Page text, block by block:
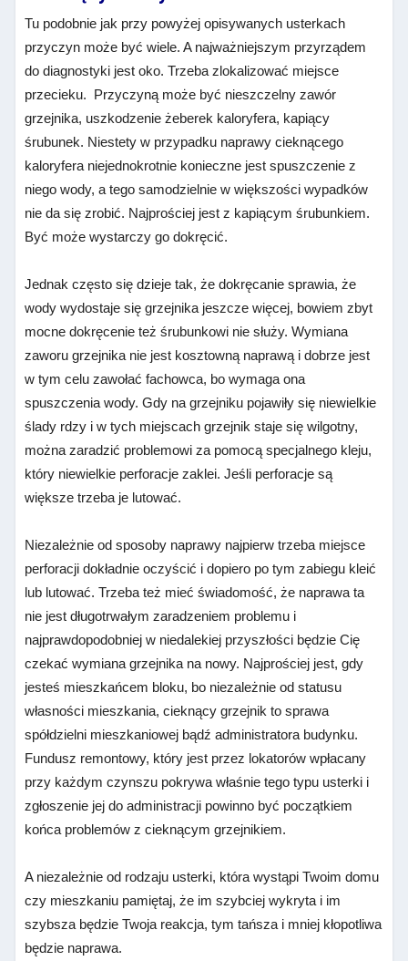
Tu podobnie jak przy powyżej opisywanych usterkach
przyczyn może być wiele. A najważniejszym przyrządem
do diagnostyki jest oko. Trzeba zlokalizować miejsce
przecieku. Przyczyną może być nieszczelny zawór
grzejnika, uszkodzenie żeberek kaloryfera, kapiący
śrubunek. Niestety w przypadku naprawy cieknącego
kaloryfera niejednokrotnie konieczne jest spuszczenie z
niego wody, a tego samodzielnie w większości wypadków
nie da się zrobić. Najprościej jest z kapiącym śrubunkiem.
Być może wystarczy go dokręcić.
Jednak często się dzieje tak, że dokręcanie sprawia, że
wody wydostaje się grzejnika jeszcze więcej, bowiem zbyt
mocne dokręcenie też śrubunkowi nie służy. Wymiana
zaworu grzejnika nie jest kosztowną naprawą i dobrze jest
w tym celu zawołać fachowca, bo wymaga ona
spuszczenia wody. Gdy na grzejniku pojawiły się niewielkie
ślady rdzy i w tych miejscach grzejnik staje się wilgotny,
można zaradzić problemowi za pomocą specjalnego kleju,
który niewielkie perforacje zaklei. Jeśli perforacje są
większe trzeba je lutować.
Niezależnie od sposoby naprawy najpierw trzeba miejsce
perforacji dokładnie oczyścić i dopiero po tym zabiegu kleić
lub lutować. Trzeba też mieć świadomość, że naprawa ta
nie jest długotrwałym zaradzeniem problemu i
najprawdopodobniej w niedalekiej przyszłości będzie Cię
czekać wymiana grzejnika na nowy. Najprościej jest, gdy
jesteś mieszkańcem bloku, bo niezależnie od statusu
własności mieszkania, cieknący grzejnik to sprawa
spółdzielni mieszkaniowej bądź administratora budynku.
Fundusz remontowy, który jest przez lokatorów wpłacany
przy każdym czynszu pokrywa właśnie tego typu usterki i
zgłoszenie jej do administracji powinno być początkiem
końca problemów z cieknącym grzejnikiem.
A niezależnie od rodzaju usterki, która wystąpi Twoim domu
czy mieszkaniu pamiętaj, że im szybciej wykryta i im
szybsza będzie Twoja reakcja, tym tańsza i mniej kłopotliwa
będzie naprawa.